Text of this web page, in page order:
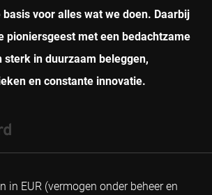
voor alles wat we doen. Daarbij
pioniersgeest met een bedachtzame
sterk in duurzaam beleggen,
en constante innovatie.
in EUR (vermogen onder beheer en